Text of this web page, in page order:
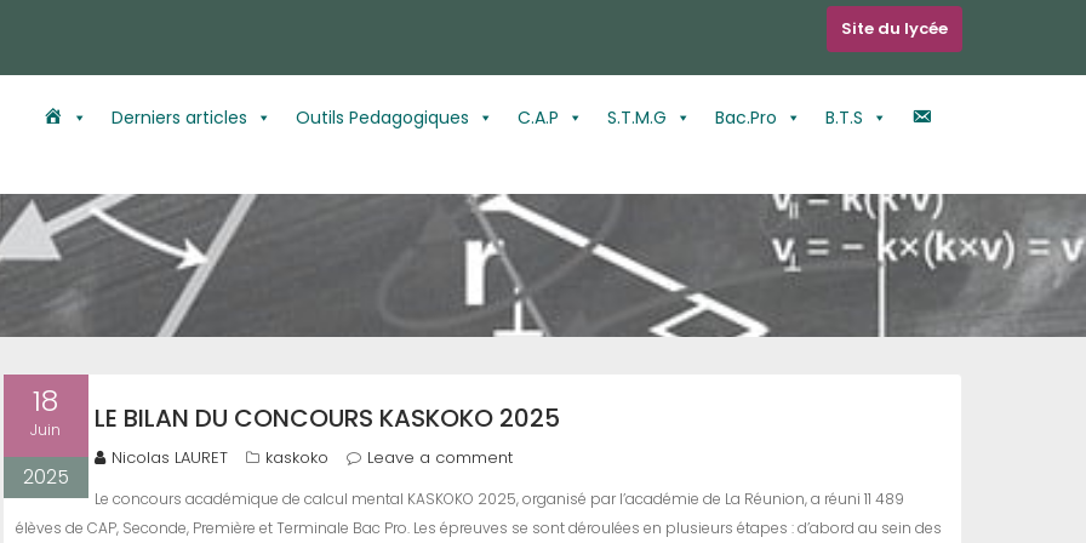
Site du lycée
c
Derniers articles Outils Pedagogiques C.A.P S.T.M.G Bac.Pro B.T.S
n
t
a
18
Juin
2025
LE BILAN DU CONCOURS KASKOKO 2025
Nicolas LAURET kaskoko Leave a comment
Le concours académique de calcul mental KASKOKO 2025, organisé par l’académie de La Réunion, a réuni 11 489
élèves de CAP, Seconde, Première et Terminale Bac Pro. Les épreuves se sont déroulées en plusieurs étapes : d’abord au sein des